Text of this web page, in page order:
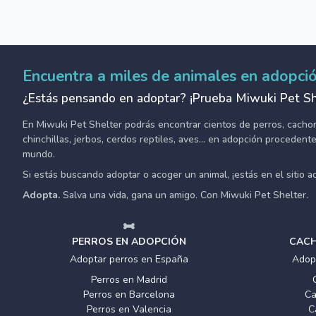
Encuentra a miles de animales en
¿Estás pensando en adoptar? ¡Prueba Miwuki Pet
En Miwuki Pet Shelter podrás encontrar cientos de perros,
chinchillas, jerbos, cerdos reptiles, aves... en adopción
mundo.
Si estás buscando adoptar o acoger un animal, ¡estás en el sitio
Adopta. Salva una vida, gana un amigo. Con Miwuki Pet Shelter.
PERROS EN ADOPCIÓN
Adoptar perros en España
Perros en Madrid
Perros en Barcelona
Perros en Valencia